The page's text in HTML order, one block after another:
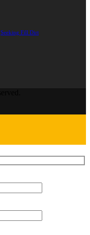
Seeking Fill Dirt